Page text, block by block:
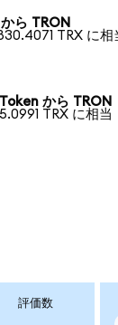
ら TRON
TRX に相
から TRON
TRX に相当
評価数